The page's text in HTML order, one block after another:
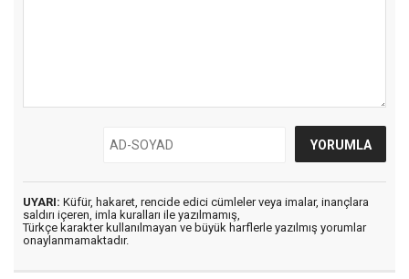
UYARI: Küfür, hakaret, rencide edici cümleler veya imalar, inançlara
saldırı içeren, imla kuralları ile yazılmamış,
Türkçe karakter kullanılmayan ve büyük harflerle yazılmış yorumlar
onaylanmamaktadır.